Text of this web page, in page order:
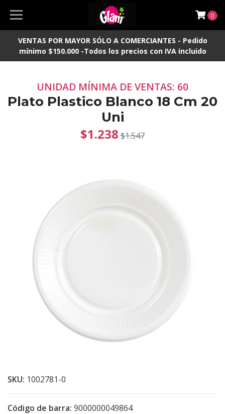
VENTAS POR MAYOR SÓLO A COMERCIANTES - Pedido
mínimo $150.000 -Todos los precios con IVA incluido
0
UNIDAD MÍNIMA DE VENTAS: 60
Plato Plastico Blanco 18 Cm 20
Uni
$1.238 $1.547
SKU: 1002781-0
Código de barra: 9000000049864